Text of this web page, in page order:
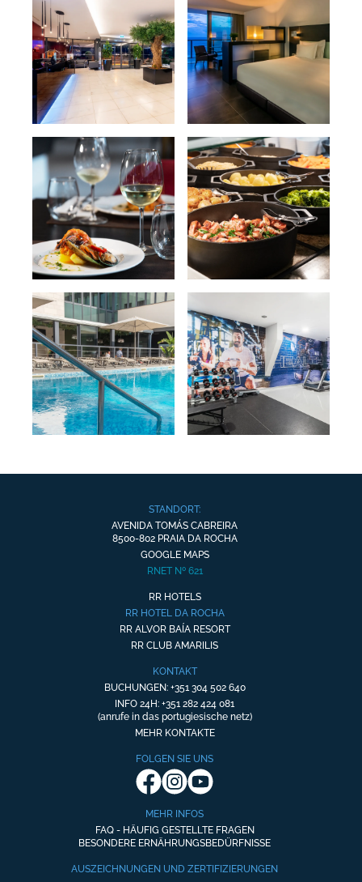
STANDORT:
AVENIDA TOMÁS CABREIRA
8500-802 PRAIA DA ROCHA
GOOGLE MAPS
RNET Nº 621
RR HOTELS
RR HOTEL DA ROCHA
RR ALVOR BAÍA RESORT
RR CLUB AMARILIS
KONTAKT
BUCHUNGEN: +351 304 502 640
INFO 24H: +351 282 424 081
(anrufe in das portugiesische netz)
MEHR KONTAKTE
FOLGEN SIE UNS
MEHR INFOS
FAQ - HÄUFIG GESTELLTE FRAGEN
BESONDERE ERNÄHRUNGSBEDÜRFNISSE
AUSZEICHNUNGEN UND ZERTIFIZIERUNGEN